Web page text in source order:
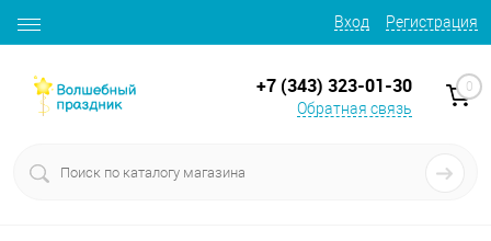
Вход Регистрация
+7 (343) 323-01-30
Обратная связь
0